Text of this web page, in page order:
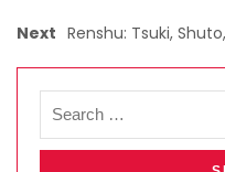
Next Renshu: Tsuki,